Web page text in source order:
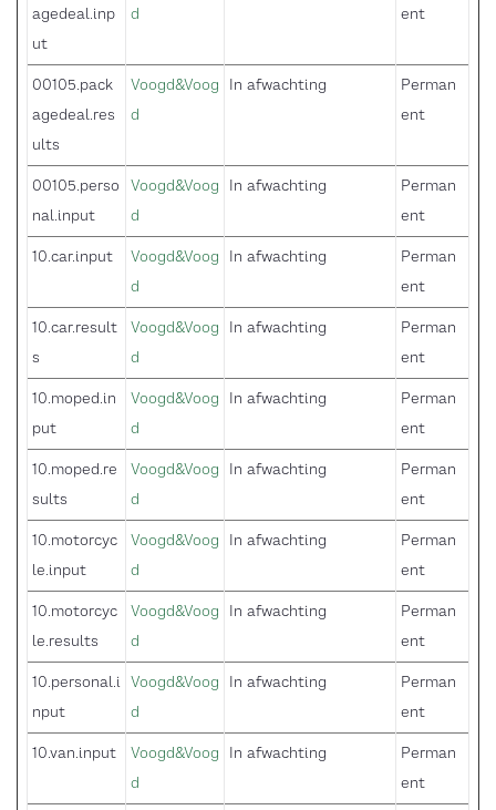
agedeal.inp
ut
d
ent
00105.pack
agedeal.res
ults
Voogd&Voog
d
In afwachting
Perman
ent
00105.perso
nal.input
Voogd&Voog
d
In afwachting
Perman
ent
10.car.input
Voogd&Voog
d
In afwachting
Perman
ent
10.car.result
s
Voogd&Voog
d
In afwachting
Perman
ent
10.moped.in
put
Voogd&Voog
d
In afwachting
Perman
ent
10.moped.re
sults
Voogd&Voog
d
In afwachting
Perman
ent
10.motorcyc
le.input
Voogd&Voog
d
In afwachting
Perman
ent
10.motorcyc
le.results
Voogd&Voog
d
In afwachting
Perman
ent
10.personal.i
nput
Voogd&Voog
d
In afwachting
Perman
ent
10.van.input
Voogd&Voog
d
In afwachting
Perman
ent